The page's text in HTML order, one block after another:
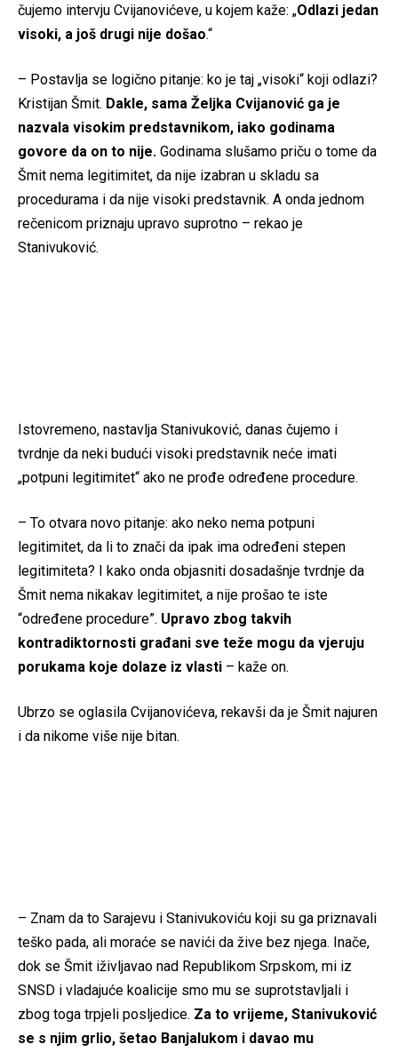
čujemo intervju Cvijanovićeve, u kojem kaže: „Odlazi jedan
visoki, a još drugi nije došao.“
– Postavlja se logično pitanje: ko je taj „visoki“ koji odlazi?
Kristijan Šmit. Dakle, sama Željka Cvijanović ga je
nazvala visokim predstavnikom, iako godinama
govore da on to nije. Godinama slušamo priču o tome da
Šmit nema legitimitet, da nije izabran u skladu sa
procedurama i da nije visoki predstavnik. A onda jednom
rečenicom priznaju upravo suprotno – rekao je
Stanivuković.
Istovremeno, nastavlja Stanivuković, danas čujemo i
tvrdnje da neki budući visoki predstavnik neće imati
„potpuni legitimitet“ ako ne prođe određene procedure.
– To otvara novo pitanje: ako neko nema potpuni
legitimitet, da li to znači da ipak ima određeni stepen
legitimiteta? I kako onda objasniti dosadašnje tvrdnje da
Šmit nema nikakav legitimitet, a nije prošao te iste
“određene procedure”. Upravo zbog takvih
kontradiktornosti građani sve teže mogu da vjeruju
porukama koje dolaze iz vlasti – kaže on.
Ubrzo se oglasila Cvijanovićeva, rekavši da je Šmit najuren
i da nikome više nije bitan.
– Znam da to Sarajevu i Stanivukoviću koji su ga priznavali
teško pada, ali moraće se navići da žive bez njega. Inače,
dok se Šmit iživljavao nad Republikom Srpskom, mi iz
SNSD i vladajuće koalicije smo mu se suprotstavljali i
zbog toga trpjeli posljedice. Za to vrijeme, Stanivuković
se s njim grlio, šetao Banjalukom i davao mu